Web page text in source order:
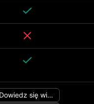
Dowiedz się więcej